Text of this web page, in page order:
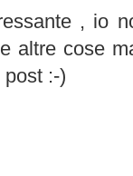
, io
altre cose
:-)